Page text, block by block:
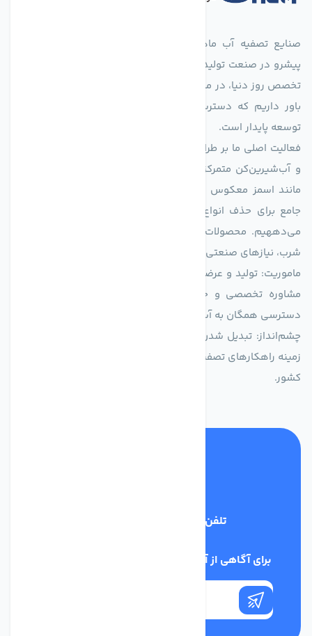
پیشرو در صنعت تولید تجهیزات تصفیه آب، با تکیه بر دانش فنی و
تخصص روز دنیا، در مسیر تأمین آب سالم و پایدار گام برمی‌دارد. ما
باور داریم که دسترسی به آب پاک، یک حق اساسی و زیربنای
توسعه پایدار است.
فعالیت اصلی ما بر طراحی و تولید سیستم‌های پیشرفته تصفیه آب
و آب‌شیرین‌کن متمرکز است. ما با بهره‌گیری از فناوری‌های نوین
جامع برای حذف انواع آلاینده‌ها، املاح و نمک از منابع آبی ارائه
می‌دههیم. محصولات ما برای مصارف متنوعی از جمله تأمین آب
شرب، نیازهای صنعتی و کشاورزی طراحی و بهینه‌سازی شده‌اند.
ماموریت: تولید و عرضه محصولاتی با بالاترین استاندارد کیفی، ارائه
مشاوره تخصصی و خدمات پس از فروش مطمئن برای تضمین
دسترسی همگان به آب پاک و سالم.
چشم‌انداز: تبدیل شدن به انتخاب اول صنایع و مصرف‌کنندگان در
زمینه راهکارهای تصفیه آب و ایفای نقشی کلیدی در حفظ منابع آبی
کشور.
تلفن پشتیبانی
برای آگاهی از آخرین اخبار در خبرنامه ما عضو شوید